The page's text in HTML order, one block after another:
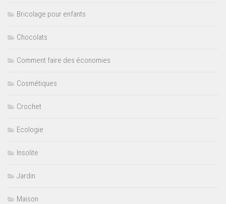
Bricolage pour enfants
Chocolats
Comment faire des économies
Cosmétiques
Crochet
Ecologie
Insolite
Jardin
Maison